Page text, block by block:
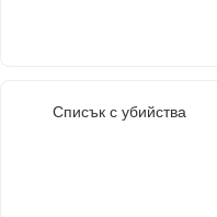
Списък с убийства